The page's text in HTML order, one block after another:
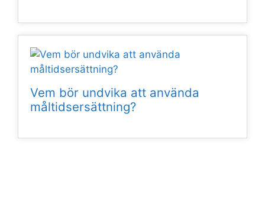
Vem bör undvika att använda
måltidsersättning?